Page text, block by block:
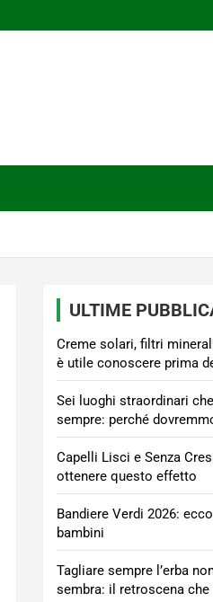
ULTIME
Creme solari, filtri
è utile conoscere prima
Sei luoghi straordinari
sempre: perché
Capelli Lisci e Senza
ottenere questo effetto
Bandiere Verdi 2026:
bambini
Tagliare sempre l’erba
sembra: il retroscena